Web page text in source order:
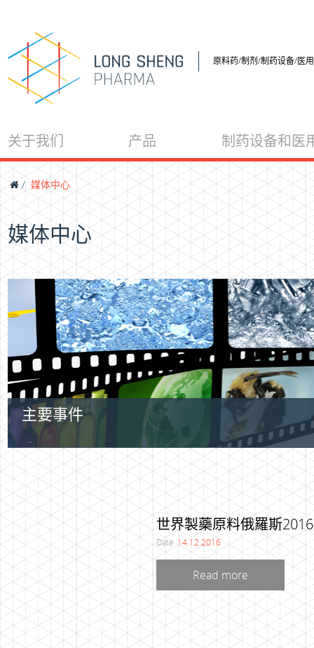
原料药/制剂/制药设备/医
关于我们 产品 制药设备和医
/ 媒体中心
媒体中心
主要事件
世界製藥原料俄羅斯
Date 14.12.2016
Read more